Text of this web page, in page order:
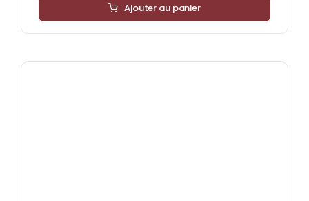
Ajouter au panier